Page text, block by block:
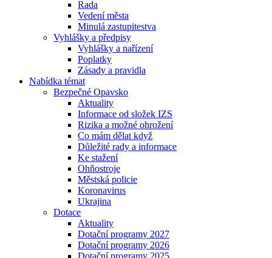
Rada
Vedení města
Minulá zastupitestva
Vyhlášky a předpisy
Vyhlášky a nařízení
Poplatky
Zásady a pravidla
Nabídka témat
Bezpečné Opavsko
Aktuality
Informace od složek IZS
Rizika a možné ohrožení
Co mám dělat když
Důležité rady a informace
Ke stažení
Ohňostroje
Městská policie
Koronavirus
Ukrajina
Dotace
Aktuality
Dotační programy 2027
Dotační programy 2026